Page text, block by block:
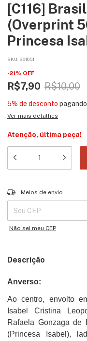
[C116]
(Overprint
Princesa
SKU: 261051
-21% OFF
R$7,90 R$10,00
5% de desconto
Ver mais detalhes
Atenção, última peça!
Entregas para o CEP:
Meios de envio
Não sei meu CEP
Descrição
Anverso:
Ao centro, envolto
Isabel Cristina
Rafaela Gonzaga de
(Princesa Isabel),